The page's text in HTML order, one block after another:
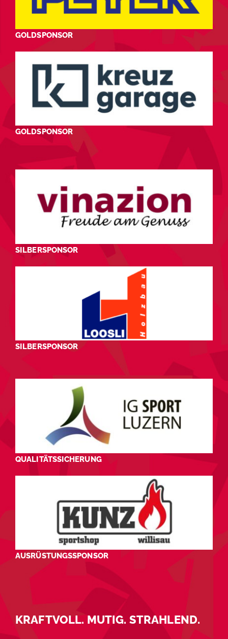
GOLDSPONSOR
GOLDSPONSOR
SILBERSPONSOR
SILBERSPONSOR
QUALITÄTSSICHERUNG
AUSRÜSTUNGSSPONSOR
KRAFTVOLL. MUTIG. STRAHLEND.